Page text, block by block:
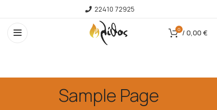
22410 72925
0 / 0,00 €
Sample Page